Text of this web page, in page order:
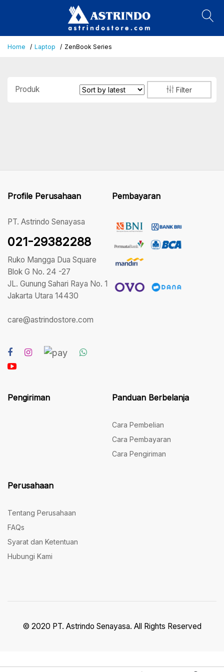
Home Laptop ZenBook Series
Produk Filter
Profile Perusahaan
PT. Astrindo Senayasa
021-29382288
Ruko Mangga Dua Square
Blok G No. 24 -27
JL. Gunung Sahari Raya No. 1
Jakarta Utara 14430
care@astrindostore.com
Pembayaran
Pengiriman Panduan Berbelanja
Cara Pembelian
Cara Pembayaran
Cara Pengiriman
Perusahaan
Tentang Perusahaan
FAQs
Syarat dan Ketentuan
Hubungi Kami
© 2020 PT. Astrindo Senayasa. All Rights Reserved